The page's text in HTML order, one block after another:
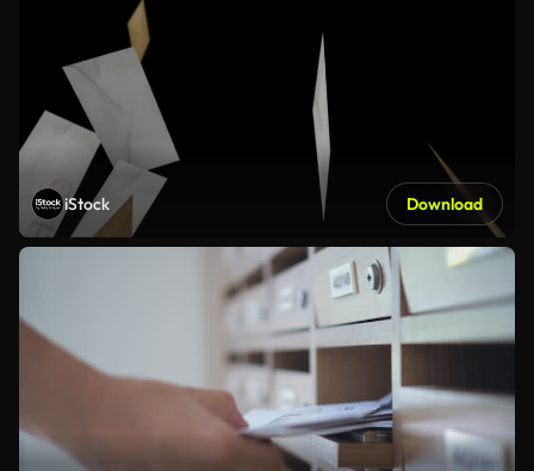
iStock Download